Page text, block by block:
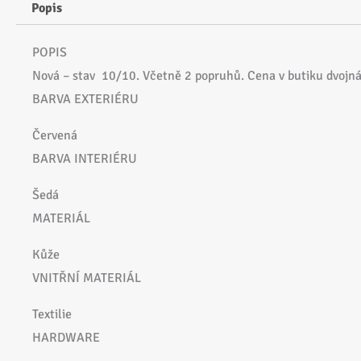
Popis
POPIS
Nová – stav 10/10. Včetně 2 popruhů. Cena v butiku
BARVA EXTERIÉRU
Červená
BARVA INTERIÉRU
Šedá
MATERIÁL
Kůže
VNITŘNÍ MATERIÁL
Textilie
HARDWARE